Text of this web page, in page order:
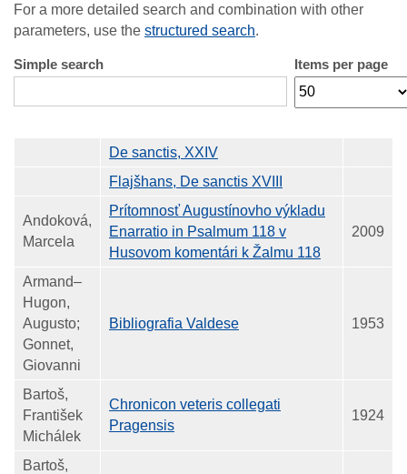
For a more detailed search and combination with other
parameters, use the structured search.
Simple search Items per page
De sanctis, XXIV
Flajšhans, De sanctis XVIII
Andoková,
Marcela
Prítomnosť Augustínovho výkladu
Enarratio in Psalmum 118 v
Husovom komentári k Žalmu 118
2009
Armand–
Hugon,
Augusto;
Gonnet,
Giovanni
Bibliografia Valdese 1953
Bartoš,
František
Michálek
Chronicon veteris collegati
Pragensis
1924
Bartoš,